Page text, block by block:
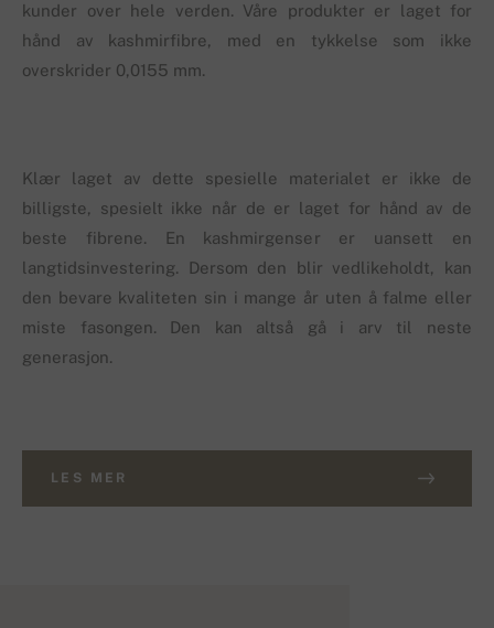
kunder over hele verden. Våre produkter er laget for
hånd av kashmirfibre, med en tykkelse som ikke
overskrider 0,0155 mm.
Klær laget av dette spesielle materialet er ikke de
billigste, spesielt ikke når de er laget for hånd av de
beste fibrene. En kashmirgenser er uansett en
langtidsinvestering. Dersom den blir vedlikeholdt, kan
den bevare kvaliteten sin i mange år uten å falme eller
miste fasongen. Den kan altså gå i arv til neste
generasjon.
LES MER